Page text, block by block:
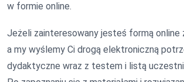
w formie online.
Jeżeli zainteresowany jesteś formą online
a my wyślemy Ci drogą elektroniczną
dydaktyczne wraz z testem i listą